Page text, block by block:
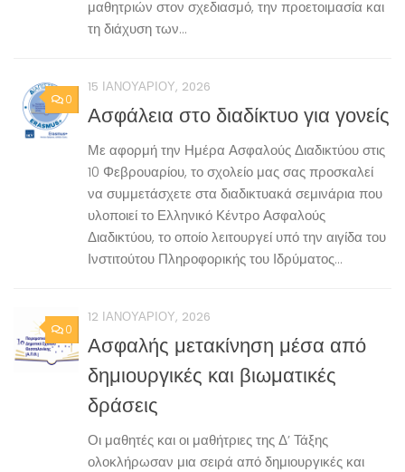
μαθητριών στον σχεδιασμό, την προετοιμασία και
τη διάχυση των...
0
15 ΙΑΝΟΥΑΡΊΟΥ, 2026
Ασφάλεια στο διαδίκτυο για γονείς
Με αφορμή την Ημέρα Ασφαλούς Διαδικτύου στις
10 Φεβρουαρίου, το σχολείο μας σας προσκαλεί
να συμμετάσχετε στα διαδικτυακά σεμινάρια που
υλοποιεί το Ελληνικό Κέντρο Ασφαλούς
Διαδικτύου, το οποίο λειτουργεί υπό την αιγίδα του
Ινστιτούτου Πληροφορικής του Ιδρύματος...
0
12 ΙΑΝΟΥΑΡΊΟΥ, 2026
Ασφαλής μετακίνηση μέσα από
δημιουργικές και βιωματικές
δράσεις
Οι μαθητές και οι μαθήτριες της Δ’ Τάξης
ολοκλήρωσαν μια σειρά από δημιουργικές και